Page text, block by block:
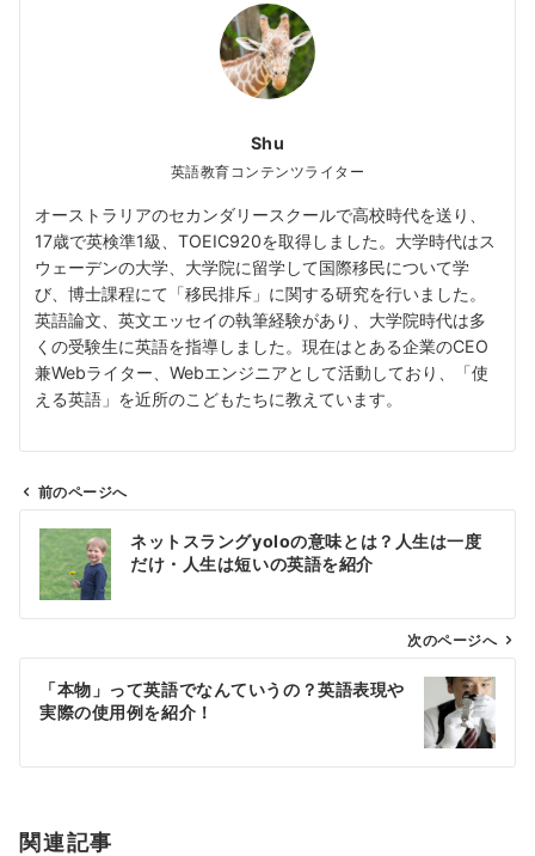
Shu
英語教育コンテンツライター
オーストラリアのセカンダリースクールで高校時代を送り、
17歳で英検準1級、TOEIC920を取得しました。大学時代はス
ウェーデンの大学、大学院に留学して国際移民について学
び、博士課程にて「移民排斥」に関する研究を行いました。
英語論文、英文エッセイの執筆経験があり、大学院時代は多
くの受験生に英語を指導しました。現在はとある企業のCEO
兼Webライター、Webエンジニアとして活動しており、「使
える英語」を近所のこどもたちに教えています。
ビ
ン
前のページへ
ネットスラングyoloの意味とは？人生は一度
だけ・人生は短いの英語を紹介
次のページへ
「本物」って英語でなんていうの？英語表現や
実際の使用例を紹介！
関連記事